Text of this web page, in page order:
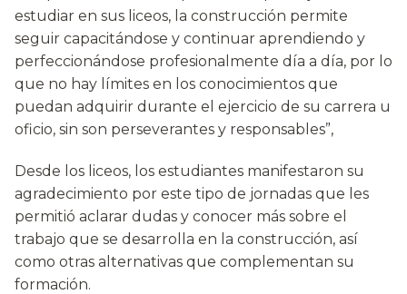
estudiar en sus liceos, la construcción permite
seguir capacitándose y continuar aprendiendo y
perfeccionándose profesionalmente día a día, por lo
que no hay límites en los conocimientos que
puedan adquirir durante el ejercicio de su carrera u
oficio, sin son perseverantes y responsables”,
Desde los liceos, los estudiantes manifestaron su
agradecimiento por este tipo de jornadas que les
permitió aclarar dudas y conocer más sobre el
trabajo que se desarrolla en la construcción, así
como otras alternativas que complementan su
formación.